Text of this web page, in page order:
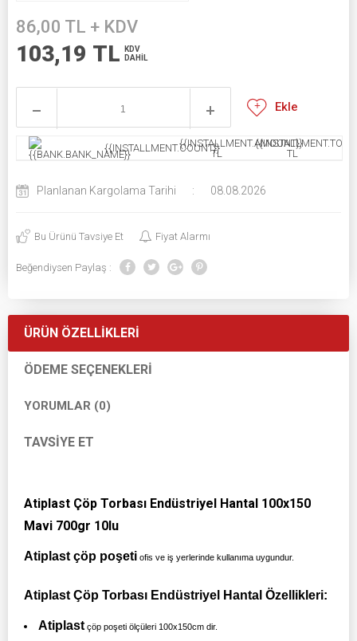
86,00 TL + KDV
103,19 TL
KDV
DAHİL
Ekle
{{INSTALLMENT.COUNT}}{{INSTALLMENT.AMOUNT}}
TL
TL
Planlanan Kargolama Tarihi : 08.08.2026
Bu Ürünü Tavsiye Et Fiyat Alarmı
Beğendiysen Paylaş :
ÜRÜN ÖZELLIKLERI
ÖDEME SEÇENEKLERI
YORUMLAR (0)
TAVSIYE ET
Atiplast Çöp Torbası Endüstriyel Hantal 100x150
Mavi 700gr 10lu
Atiplast çöp poşeti ofis ve iş yerlerinde kullanıma uygundur.
Atiplast Çöp Torbası Endüstriyel Hantal Özellikleri:
Atiplast çöp poşeti ölçüleri 100x150cm dir.